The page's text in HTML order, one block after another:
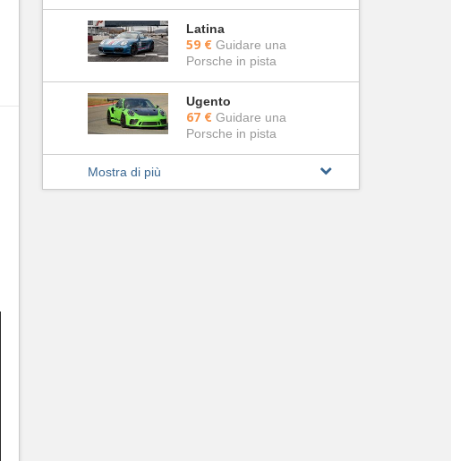
Latina
59 € Guidare una
Porsche in pista
Ugento
67 € Guidare una
Porsche in pista
Mostra di più